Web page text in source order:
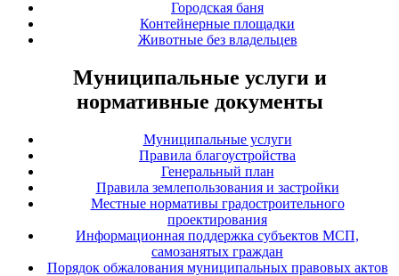
Городская баня
Контейнерные площадки
Животные без владельцев
Муниципальные услуги и
нормативные документы
Муниципальные услуги
Правила благоустройства
Генеральный план
Правила землепользования и застройки
Местные нормативы градостроительного
проектирования
Информационная поддержка субъектов МСП,
самозанятых граждан
Порядок обжалования муниципальных правовых актов